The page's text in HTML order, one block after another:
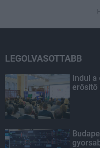
LEGOLVASOTTABB
Indul a
erősítő